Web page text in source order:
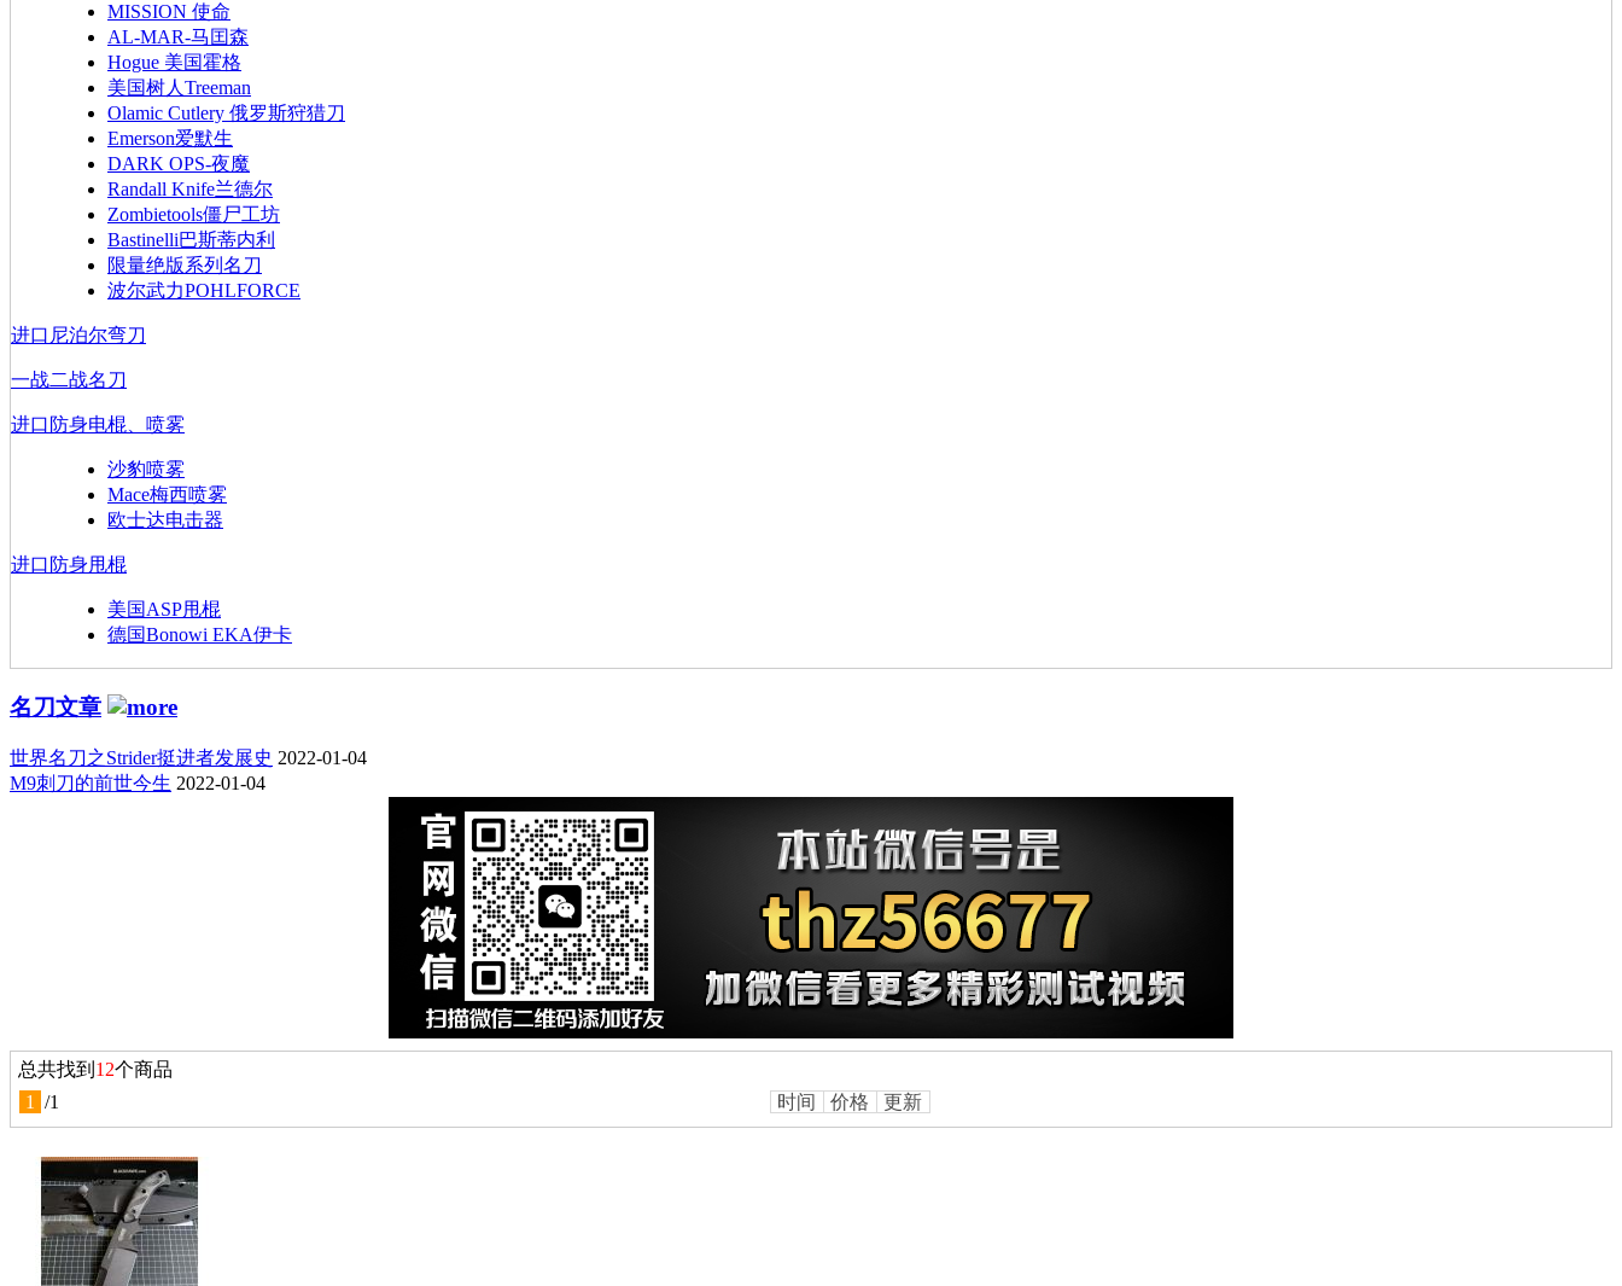
MISSION 使命
AL-MAR-马囯森
Hogue 美国霍格
美国树人Treeman
Olamic Cutlery 俄罗斯狩猎刀
Emerson爱默生
DARK OPS-夜魔
Randall Knife兰德尔
Zombietools僵尸工坊
Bastinelli巴斯蒂内利
限量绝版系列名刀
波尔武力POHLFORCE
进口尼泊尔弯刀
一战二战名刀
进口防身电棍、喷雾
沙豹喷雾
Mace梅西喷雾
欧士达电击器
进口防身甩棍
美国ASP甩棍
德国Bonowi EKA伊卡
名刀文章
世界名刀之Strider挺进者发展史 2022-01-04
M9刺刀的前世今生 2022-01-04
总共找到 12个商品
1
/1 时间 价格 更新